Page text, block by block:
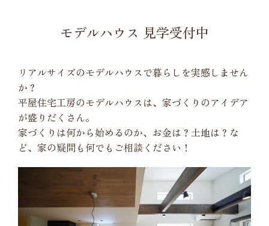
モデルハウス 見学受付中
リアルサイズのモデルハウスで暮らしを実感しません
か？
平屋住宅工房のモデルハウスは、家づくりのアイデア
が盛りだくさん。
家づくりは何から始めるのか、お金は？土地は？な
ど、家の疑問も何でもご相談ください！